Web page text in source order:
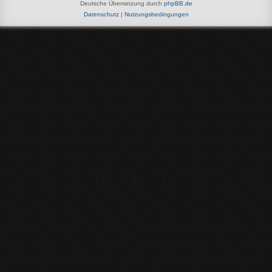
Deutsche Übersetzung durch phpBB.de
Datenschutz| Nutzungsbedingungen